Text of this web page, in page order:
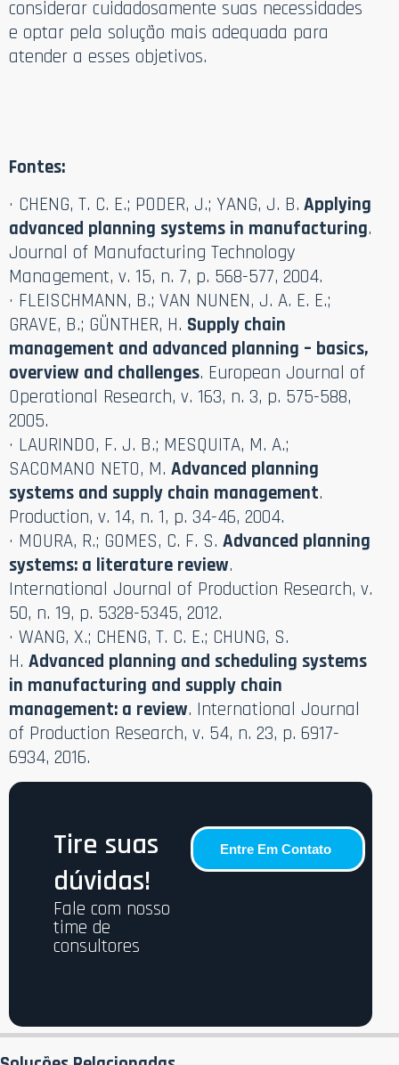
considerar cuidadosamente suas necessidades
e optar pela solução mais adequada para
atender a esses objetivos.
Fontes:
· CHENG, T. C. E.; PODER, J.; YANG, J. B. Applying
advanced planning systems in manufacturing.
Journal of Manufacturing Technology
Management, v. 15, n. 7, p. 568-577, 2004.
· FLEISCHMANN, B.; VAN NUNEN, J. A. E. E.;
GRAVE, B.; GÜNTHER, H. Supply chain
management and advanced planning – basics,
overview and challenges. European Journal of
Operational Research, v. 163, n. 3, p. 575-588,
2005.
· LAURINDO, F. J. B.; MESQUITA, M. A.;
SACOMANO NETO, M. Advanced planning
systems and supply chain management.
Production, v. 14, n. 1, p. 34-46, 2004.
· MOURA, R.; GOMES, C. F. S. Advanced planning
systems: a literature review.
International Journal of Production Research, v.
50, n. 19, p. 5328-5345, 2012.
· WANG, X.; CHENG, T. C. E.; CHUNG, S.
H. Advanced planning and scheduling systems
in manufacturing and supply chain
management: a review. International Journal
of Production Research, v. 54, n. 23, p. 6917-
6934, 2016.
Tire suas
dúvidas!
Fale com nosso
time de
consultores
Entre Em Contato